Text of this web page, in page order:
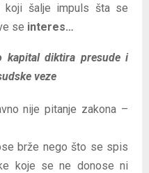
koji šalje impuls šta se
se interes…
kapital diktira presude i
veze
nije pitanje zakona –
brže nego što se spis
koje se ne donose ni